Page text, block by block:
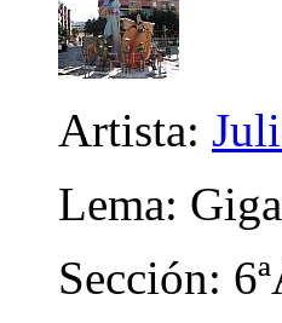
Artista:
Lema:
Sección: